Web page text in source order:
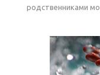
родственниками